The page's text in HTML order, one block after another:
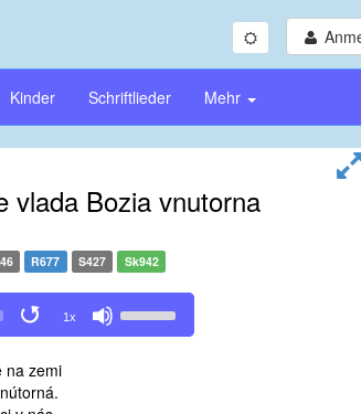
Kinder Schriftlieder Mehr
vlada Bozia vnutorna
R677 S427 Sk942
1x
Up/Down
na zemi